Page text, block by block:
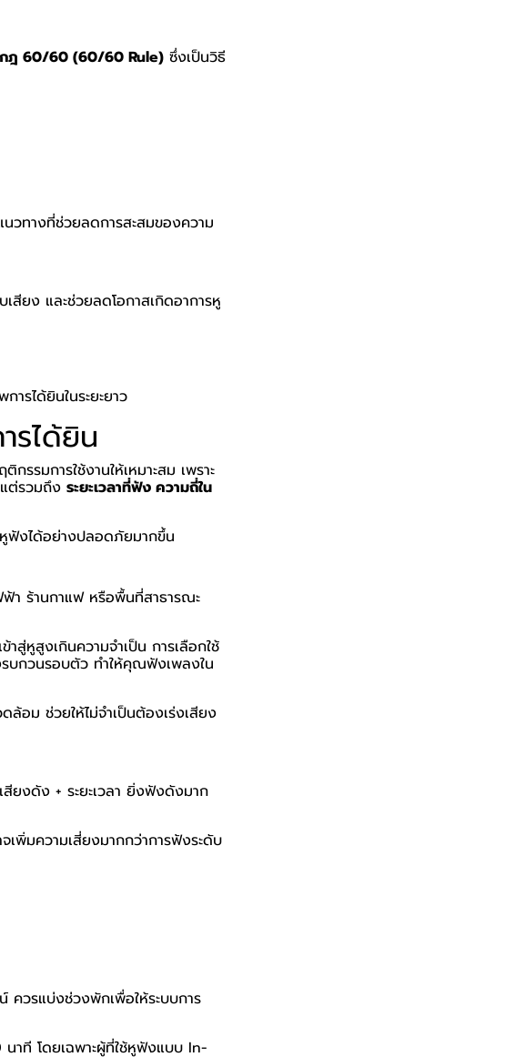
กฎ 60/60 (60/60 Rule) ซึ่งเป็นวิธี
วทางที่ช่วยลดการสะสมของความ
สียง และช่วยลดโอกาสเกิดอาการหู
ารได้ยินในระยะยาว
รได้ยิน
รรมการใช้งานให้เหมาะสม เพราะ
ต่รวมถึง ระยะเวลาที่ฟัง ความถี่ใน
ฟังได้อย่างปลอดภัยมากขึ้น
า ร้านกาแฟ หรือพื้นที่สาธารณะ
สู่หูสูงเกินความจำเป็น การเลือกใช้
บกวนรอบตัว ทำให้คุณฟังเพลงใน
อม ช่วยให้ไม่จำเป็นต้องเร่งเสียง
สียงดัง + ระยะเวลา ยิ่งฟังดังมาก
เพิ่มความเสี่ยงมากกว่าการฟังระดับ
ควรแบ่งช่วงพักเพื่อให้ระบบการ
าที โดยเฉพาะผู้ที่ใช้หูฟังแบบ In-